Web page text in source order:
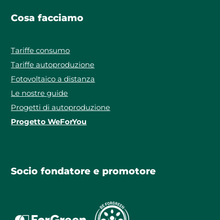
Cosa facciamo
Tariffe consumo
Tariffe autoproduzione
Fotovoltaico a distanza
Le nostre guide
Progetti di autoproduzione
Progetto WeForYou
Socio fondatore e promotore